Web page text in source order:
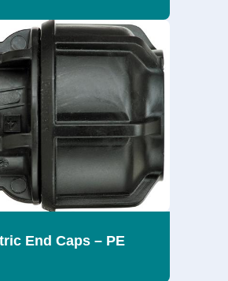
End Caps – PE